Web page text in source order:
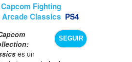
Fighting
Classics PS4
SEGUIR
es un